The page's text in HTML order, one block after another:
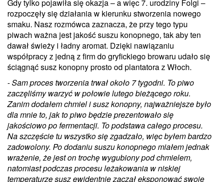
Gdy tylko pojawiła się okazja – a więc 7. urodziny Folgi –
rozpoczęły się działania w kierunku stworzenia nowego
smaku. Nasz rozmówca zaznacza, że przy tego typu
piwach ważna jest jakość suszu konopnego, tak aby ten
dawał świeży i ładny aromat. Dzięki nawiązaniu
współpracy z jedną z firm do gryfickiego browaru udało się
ściągnąć susz konopny prosto od plantatora z Włoch.
- Sam proces tworzenia trwał około 7 tygodni. To piwo
zaczęliśmy warzyć w połowie lutego bieżącego roku.
Zanim dodałem chmiel i susz konopny, najważniejsze było
dla mnie to, jak to piwo będzie prezentowało się
jakościowo po fermentacji. To podstawa całego procesu.
Na szczęście tu wszystko się zgadzało, więc byłem bardzo
zadowolony. Po dodaniu suszu konopnego miałem jednak
wrażenie, że jest on trochę wygubiony pod chmielem,
natomiast podczas procesu leżakowania w niskiej
temperaturze susz ewidentnie zaczął eksponować swoje